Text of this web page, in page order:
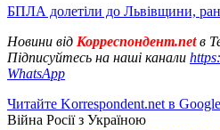
БПЛА долетіли до Львівщини,
Новини від Корреспондент.netв
Підписуйтесь на наші канали
WhatsApp
Читайте Korrespondent.net в
Війна Росії з Україною